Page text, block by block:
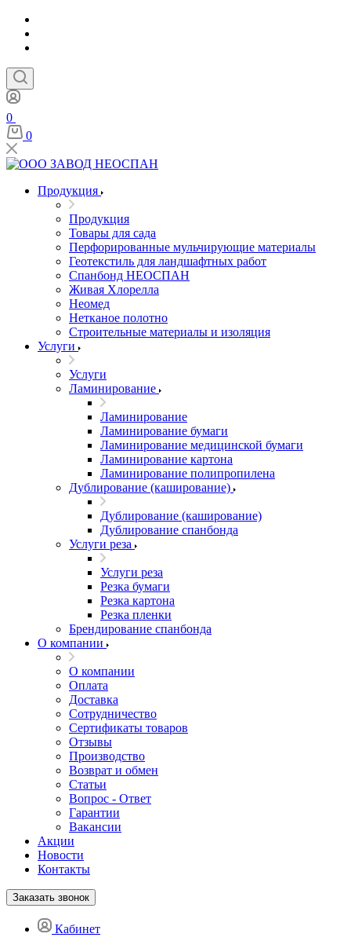
0
0
Продукция
Продукция
Товары для сада
Перфорированные мульчирующие материалы
Геотекстиль для ландшафтных работ
Спанбонд НЕОСПАН
Живая Хлорелла
Нeомед
Нетканое полотно
Строительные материалы и изоляция
Услуги
Услуги
Ламинирование
Ламинирование
Ламинирование бумаги
Ламинирование медицинской бумаги
Ламинирование картона
Ламинирование полипропилена
Дублирование (каширование)
Дублирование (каширование)
Дублирование спанбонда
Услуги реза
Услуги реза
Резка бумаги
Резка картона
Резка пленки
Брендирование спанбонда
О компании
О компании
Оплата
Доставка
Сотрудничество
Сертификаты товаров
Отзывы
Производство
Возврат и обмен
Статьи
Вопрос - Ответ
Гарантии
Вакансии
Акции
Новости
Контакты
Заказать звонок
Кабинет